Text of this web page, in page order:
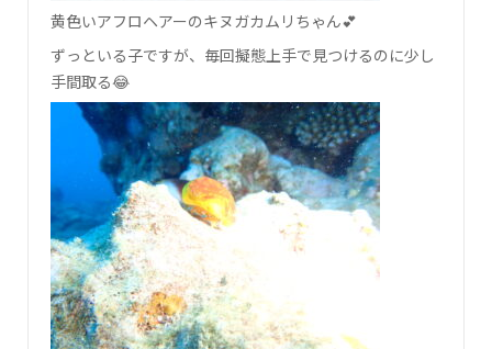
黄色いアフロヘアーのキヌガカムリちゃん💕
ずっといる子ですが、毎回擬態上手で見つけるのに少し
手間取る😂